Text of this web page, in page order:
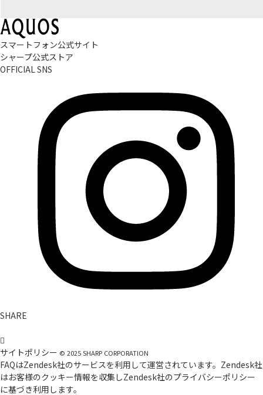
スマートフォン公式サイト
シャープ公式ストア
OFFICIAL SNS
SHARE
サイトポリシー © 2025SHARP CORPORATION
FAQはZendesk社のサービスを利用して運営されています。Zendesk社
はお客様のクッキー情報を収集しZendesk社のプライバシーポリシー
に基づき利用します。